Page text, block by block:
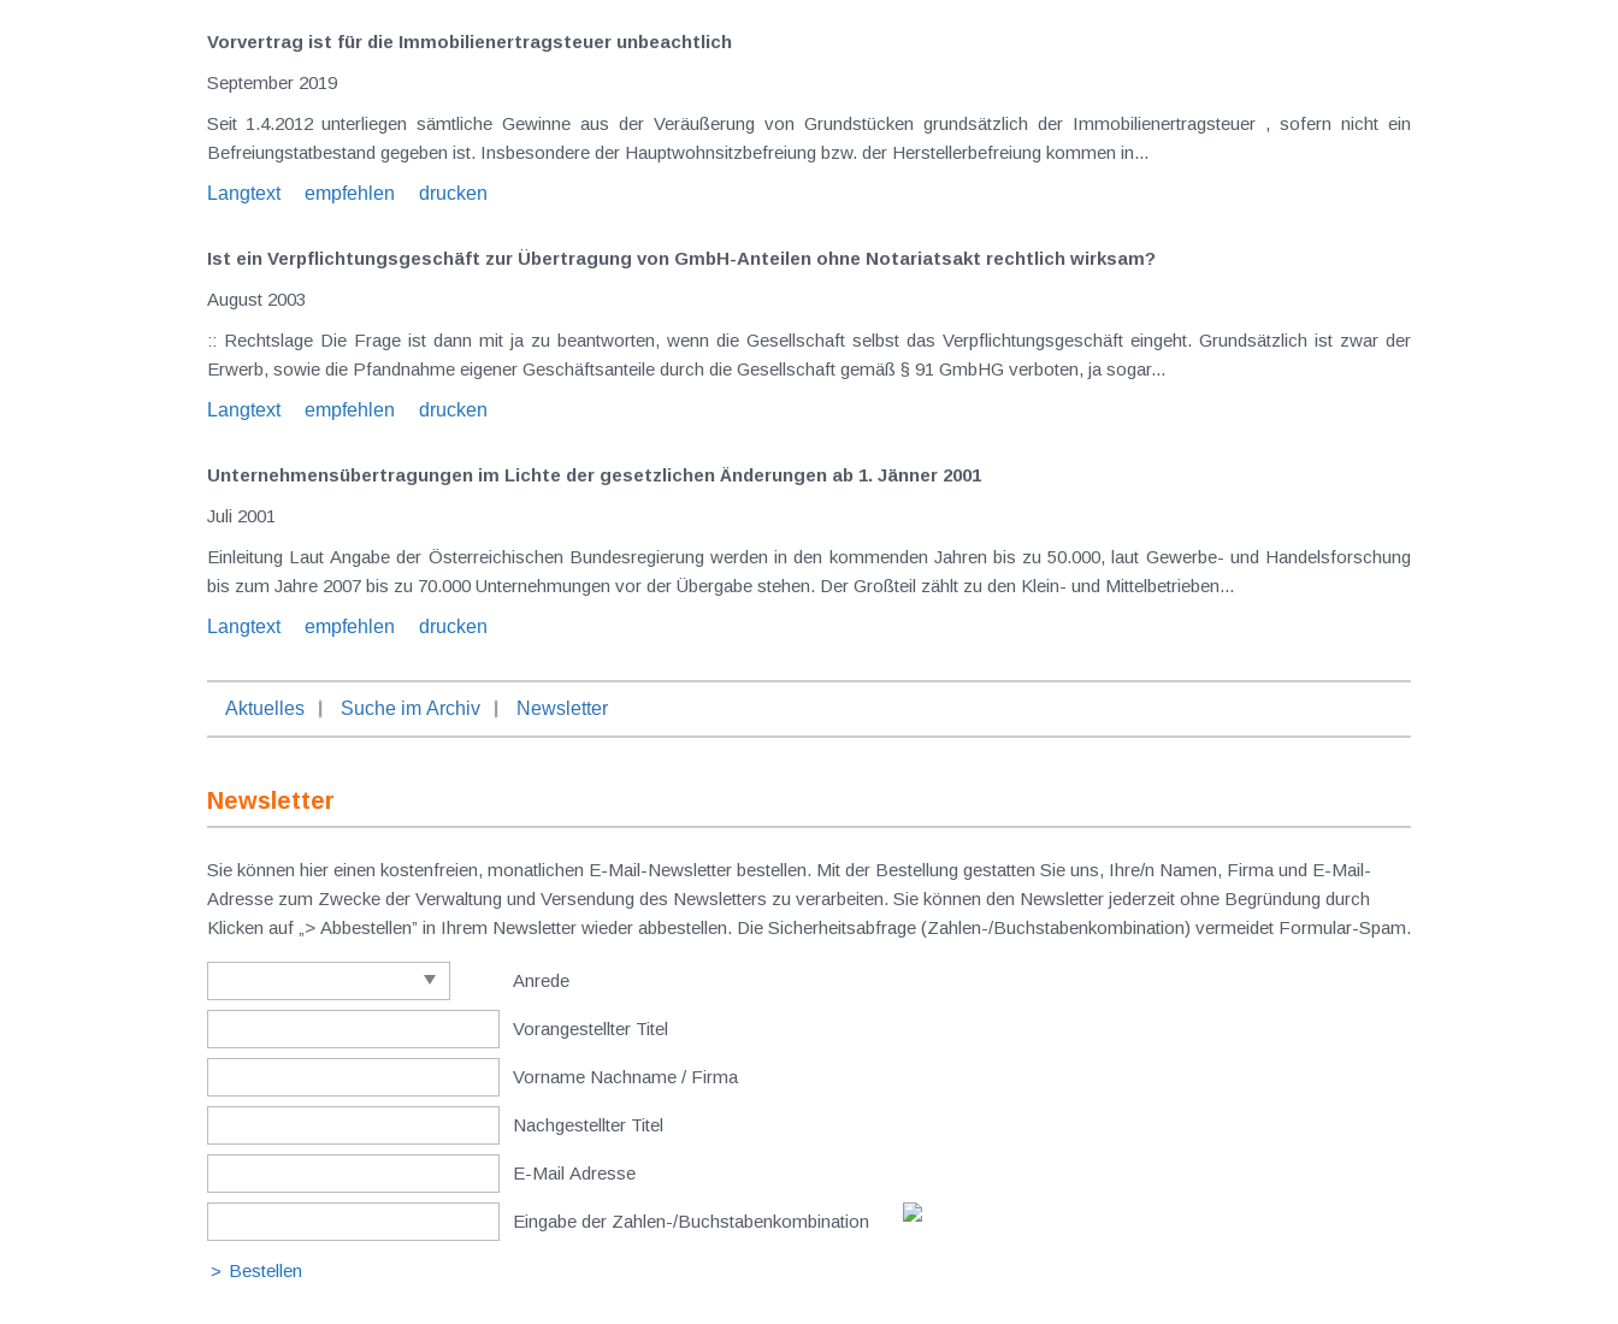
Vorvertrag ist für die Immobilienertragsteuer unbeachtlich
September 2019
Seit 1.4.2012 unterliegen sämtliche Gewinne aus der Veräußerung von Grundstücken grundsätzlich der Immobilienertragsteuer , sofern nicht ein
Befreiungstatbestand gegeben ist. Insbesondere der Hauptwohnsitzbefreiung bzw. der Herstellerbefreiung kommen in...
Langtext
empfehlen drucken
Ist ein Verpflichtungsgeschäft zur Übertragung von GmbH-Anteilen ohne Notariatsakt rechtlich wirksam?
August 2003
:: Rechtslage Die Frage ist dann mit ja zu beantworten, wenn die Gesellschaft selbst das Verpflichtungsgeschäft eingeht. Grundsätzlich ist zwar der
Erwerb, sowie die Pfandnahme eigener Geschäftsanteile durch die Gesellschaft gemäß § 91 GmbHG verboten, ja sogar...
Langtext
empfehlen drucken
Unternehmensübertragungen im Lichte der gesetzlichen Änderungen ab 1. Jänner 2001
Juli 2001
Einleitung Laut Angabe der Österreichischen Bundesregierung werden in den kommenden Jahren bis zu 50.000, laut Gewerbe- und Handelsforschung
bis zum Jahre 2007 bis zu 70.000 Unternehmungen vor der Übergabe stehen. Der Großteil zählt zu den Klein- und Mittelbetrieben...
Langtext
empfehlen drucken
Aktuelles Suche im Archiv Newsletter
Newsletter
Sie können hier einen kostenfreien, monatlichen E-Mail-Newsletter bestellen. Mit der Bestellung gestatten Sie uns, Ihre/n Namen, Firma und E-Mail-
Adresse zum Zwecke der Verwaltung und Versendung des Newsletters zu verarbeiten. Sie können den Newsletter jederzeit ohne Begründung durch
Klicken auf „> Abbestellen” in Ihrem Newsletter wieder abbestellen. Die Sicherheitsabfrage (Zahlen-/Buchstabenkombination) vermeidet Formular-Spam.
Anrede
Vorangestellter Titel
Vorname Nachname / Firma
Nachgestellter Titel
E-Mail Adresse
Eingabe der Zahlen-/Buchstabenkombination